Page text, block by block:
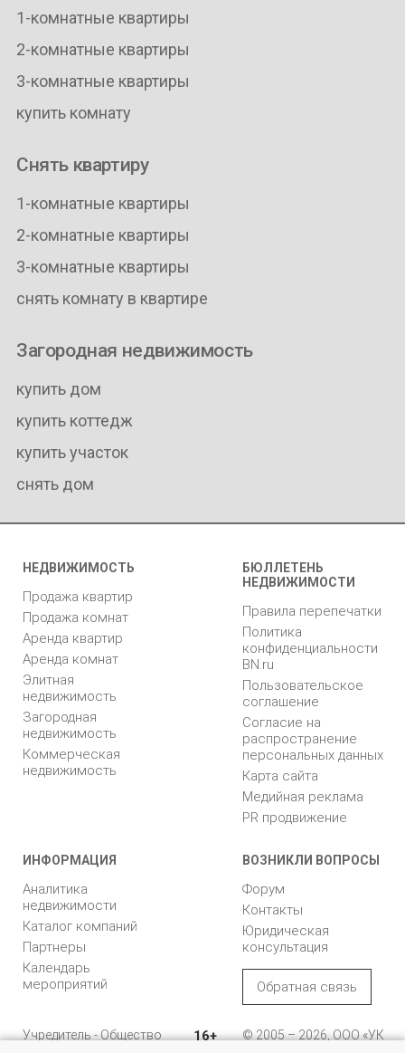
1-комнатные квартиры
2-комнатные квартиры
3-комнатные квартиры
купить комнату
Снять квартиру
1-комнатные квартиры
2-комнатные квартиры
3-комнатные квартиры
снять комнату в квартире
Загородная недвижимость
купить дом
купить коттедж
купить участок
снять дом
НЕДВИЖИМОСТЬ
Продажа квартир
Продажа комнат
Аренда квартир
Аренда комнат
Элитная
недвижимость
Загородная
недвижимость
Коммерческая
недвижимость
БЮЛЛЕТЕНЬ
НЕДВИЖИМОСТИ
Правила перепечатки
Политика
конфиденциальности
BN.ru
Пользовательское
соглашение
Согласие на
распространение
персональных данных
Карта сайта
Медийная реклама
PR продвижение
ИНФОРМАЦИЯ
Аналитика
недвижимости
Каталог компаний
Партнеры
Календарь
мероприятий
ВОЗНИКЛИ ВОПРОСЫ
Форум
Контакты
Юридическая
консультация
Обратная связь
Учредитель - Общество
16+
© 2005 – 2026, ООО «УК